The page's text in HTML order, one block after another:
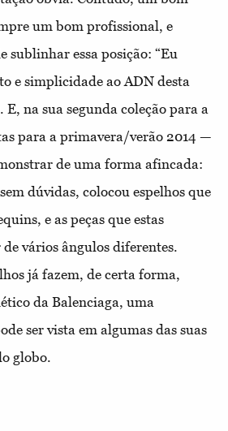
um bom profissional, e
sublinhar essa posição: “Eu
e simplicidade ao ADN desta
E, na sua segunda coleção para a
para a primavera/verão 2014 —
de uma forma afincada:
dúvidas, colocou espelhos que
e as peças que estas
vários ângulos diferentes.
já fazem, de certa forma,
da Balenciaga, uma
ser vista em algumas das suas
globo.